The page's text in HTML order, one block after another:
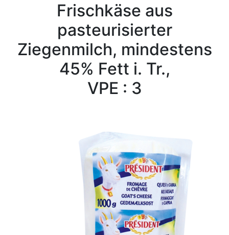
Frischkäse aus
pasteurisierter
Ziegenmilch, mindestens
45% Fett i. Tr.,
VPE : 3